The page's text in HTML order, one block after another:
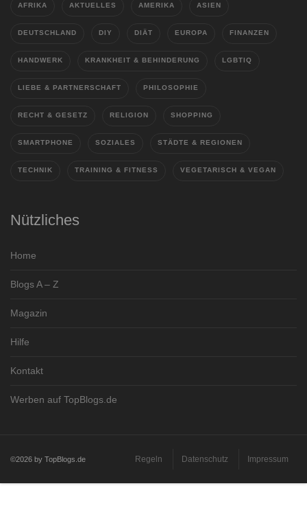
AFRIKA AKTUELLES AMERIKA ASIEN
DEUTSCHLAND DIY DIÄT EUROPA FINANZEN
HANDWERK KRANKHEIT & BEHINDERUNG LGBTIQ
LIEBE & PARTNERSCHAFT PHILOSOPHIE
RECHT & GESETZ RELIGION SHOPPING
SMARTPHONE SOZIALES STÄDTE & REGIONEN
TECHNIK TRAINING & FITNESS VEGETARISCH & VEGAN
Nützliches
Home
Blogs A – Z
Magazin
Hilfe
Kontakt
Werben auf TopBlogs.de
©2026 by TopBlogs.de Regeln Datenschutz Impressum